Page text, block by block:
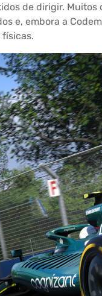
de dirigir.
e, embora a
físicas.